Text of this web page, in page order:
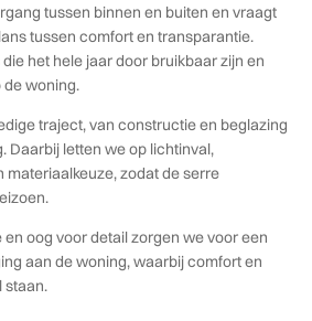
tussen binnen en buiten en vraagt
tussen comfort en transparantie.
het hele jaar door bruikbaar zijn en
woning.
traject, van constructie en beglazing
Daarbij letten we op lichtinval,
zodat de serre
oog voor detail zorgen we voor een
aan de woning, waarbij comfort en
staan.